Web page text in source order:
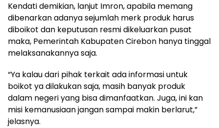
Kendati demikian, lanjut Imron, apabila memang
dibenarkan adanya sejumlah merk produk harus
diboikot dan keputusan resmi dikeluarkan pusat
maka, Pemerintah Kabupaten Cirebon hanya tinggal
melaksanakannya saja.
“Ya kalau dari pihak terkait ada informasi untuk
boikot ya dilakukan saja, masih banyak produk
dalam negeri yang bisa dimanfaatkan. Juga, ini kan
misi kemanusiaan jangan sampai makin berlarut,”
jelasnya.